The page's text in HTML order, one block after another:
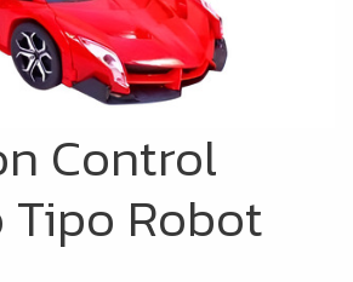
Control
Tipo Robot